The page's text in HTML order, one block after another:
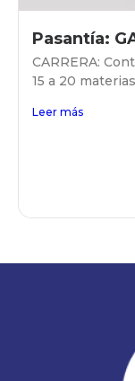
Pasantía:
CARRERA:
15 a 20
Leer más